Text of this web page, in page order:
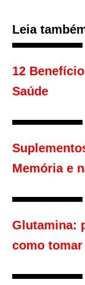
Leia
12
Saúde
Memória e
Glutamina:
como tomar